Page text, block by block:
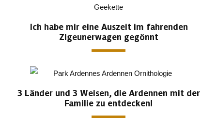
Ich habe mir eine Auszeit im fahrenden
Zigeunerwagen gegönnt
3 Länder und 3 Weisen, die Ardennen mit der
Familie zu entdecken!